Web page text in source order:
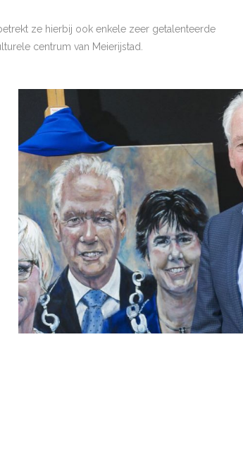
ze hierbij ook enkele zeer getalenteerde
centrum van Meierijstad.
PORTRETTEN OP HET
DOEK